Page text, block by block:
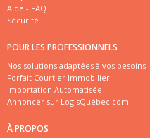
Aide - FAQ
Sécurité
POUR LES PROFESSIONNELS
Nos solutions adaptées à vos besoins
Forfait Courtier Immobilier
Importation Automatisée
Annoncer sur LogisQuébec.com
À PROPOS